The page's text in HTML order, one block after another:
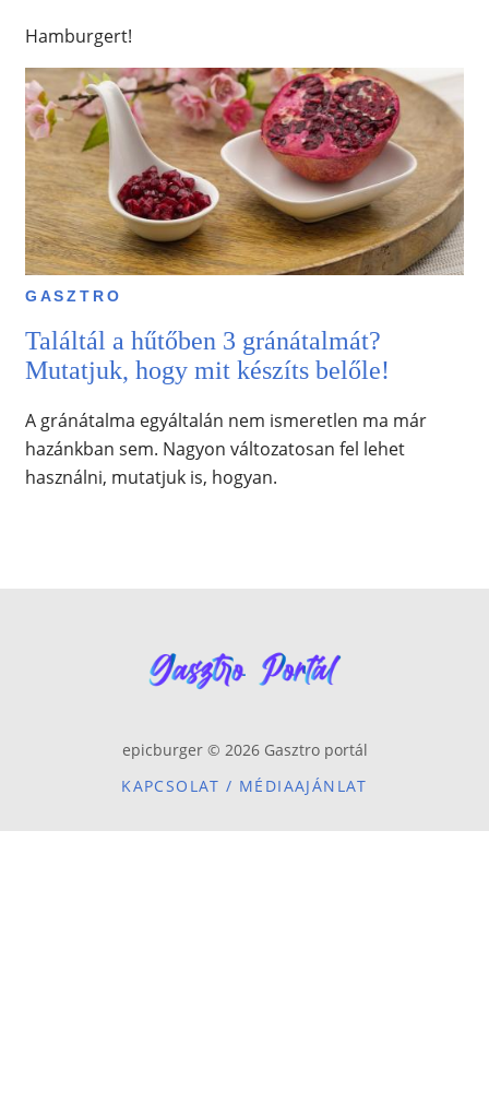
Hamburgert!
GASZTRO
Találtál a hűtőben 3 gránátalmát?
Mutatjuk, hogy mit készíts belőle!
A gránátalma egyáltalán nem ismeretlen ma már
hazánkban sem. Nagyon változatosan fel lehet
használni, mutatjuk is, hogyan.
epicburger © 2026 Gasztro portál
KAPCSOLAT / MÉDIAAJÁNLAT